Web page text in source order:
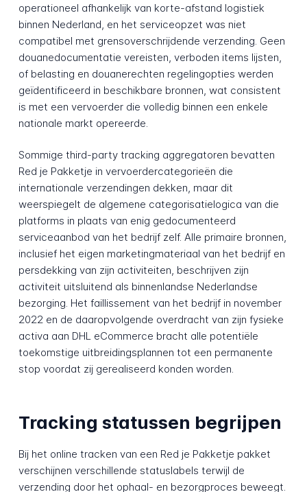
operationeel afhankelijk van korte-afstand logistiek
binnen Nederland, en het serviceopzet was niet
compatibel met grensoverschrijdende verzending. Geen
douanedocumentatie vereisten, verboden items lijsten,
of belasting en douanerechten regelingopties werden
geïdentificeerd in beschikbare bronnen, wat consistent
is met een vervoerder die volledig binnen een enkele
nationale markt opereerde.
Sommige third-party tracking aggregatoren bevatten
Red je Pakketje in vervoerdercategorieën die
internationale verzendingen dekken, maar dit
weerspiegelt de algemene categorisatielogica van die
platforms in plaats van enig gedocumenteerd
serviceaanbod van het bedrijf zelf. Alle primaire bronnen,
inclusief het eigen marketingmateriaal van het bedrijf en
persdekking van zijn activiteiten, beschrijven zijn
activiteit uitsluitend als binnenlandse Nederlandse
bezorging. Het faillissement van het bedrijf in november
2022 en de daaropvolgende overdracht van zijn fysieke
activa aan DHL eCommerce bracht alle potentiële
toekomstige uitbreidingsplannen tot een permanente
stop voordat zij gerealiseerd konden worden.
Tracking statussen begrijpen
Bij het online tracken van een Red je Pakketje pakket
verschijnen verschillende statuslabels terwijl de
verzending door het ophaal- en bezorgproces beweegt.